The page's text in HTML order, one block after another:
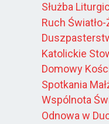
Służba
Ruch
Katolickie
Domowy
Spotkania
Wspólnota
Odnowa w